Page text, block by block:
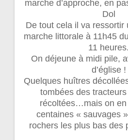
marche d’approche, en
Dol
De tout cela il va ressortir
marche littorale à 11h45
11 heures.
On déjeune à midi pile,
d’église !
Quelques huîtres
tombées des
récoltées…mais on
centaines « sauvages
rochers les plus bas des